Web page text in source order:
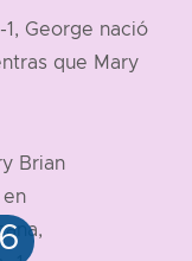
George nació
que Mary